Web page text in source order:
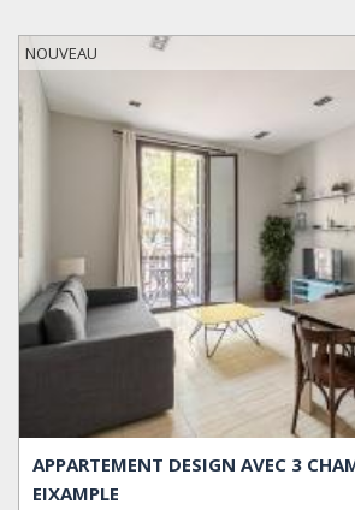
NOUVEAU
APPARTEMENT DESIGN AVEC 3
EIXAMPLE